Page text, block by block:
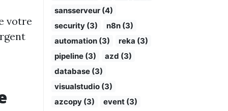
votre
sansserveur (4)
security (3)
n8n (3)
automation (3)
reka (3)
pipeline (3)
azd (3)
database (3)
visualstudio (3)
azcopy (3)
event (3)